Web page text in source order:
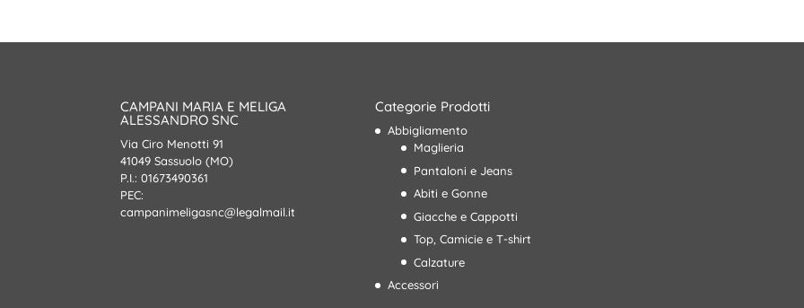
CAMPANI MARIA E MELIGA
ALESSANDRO SNC
Via Ciro Menotti 91
41049 Sassuolo (MO)
P.I.: 01673490361
PEC:
campanimeligasnc@legalmail.it
Categorie Prodotti
Abbigliamento
Maglieria
Pantaloni e Jeans
Abiti e Gonne
Giacche e Cappotti
Top, Camicie e T-shirt
Calzature
Accessori